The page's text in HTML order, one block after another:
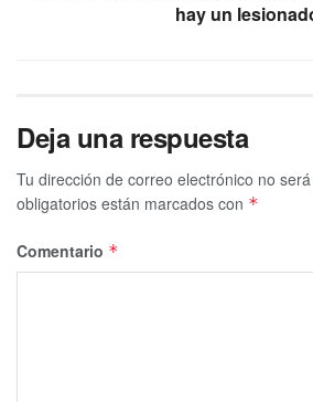
hay un
Deja una respuesta
Tu dirección de correo electrónico no
obligatorios están marcados con *
Comentario *